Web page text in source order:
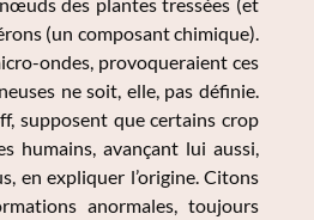
(un composant chimique).
ondes, provoqueraient ces
ne soit, elle, pas définie.
supposent que certains crop
humains, avançant lui aussi,
en expliquer l’origine. Citons
anormales, toujours